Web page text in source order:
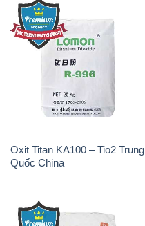
Oxit Titan KA100 – Tio2 Trung
Quốc China